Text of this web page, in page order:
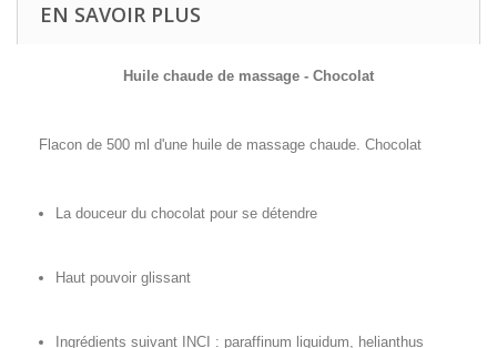
EN SAVOIR PLUS
Huile chaude de massage - Chocolat
Flacon de 500 ml d'une huile de massage chaude. Chocolat
La douceur du chocolat pour se détendre
Haut pouvoir glissant
Ingrédients suivant INCI : paraffinum liquidum, helianthus